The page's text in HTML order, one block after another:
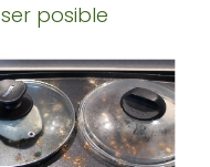
posible